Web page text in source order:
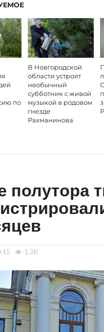
по
В Новгородской
области устроят
необычный
субботник с живой
музыкой в родовом
гнезде
Рахманинова
полутора
1.3K